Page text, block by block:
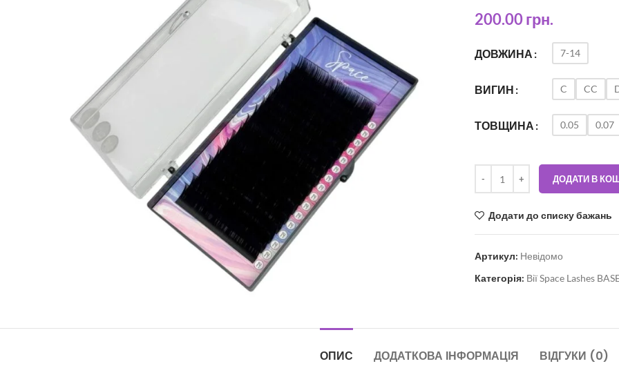
200.00грн.
ДОВЖИНА 7-14
ВИГИН C CC
ТОВЩИНА 0.05 0.07
ДОДАТИ В
Додати до списку бажань
Артикул: Невідомо
Категорія: Вії Space Lashes
ОПИС ДОДАТКОВА ІНФОРМАЦІЯ ВІДГУКИ (0)